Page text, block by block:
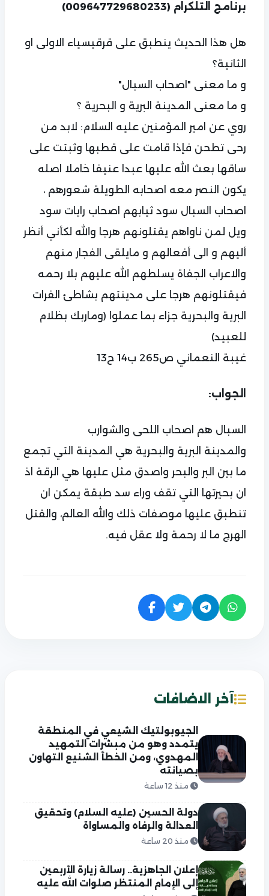
برنامج التلكرام (009647729680233)
هل هذا الحدیث ینطبق علی قرقيسياء الاولی او
الثانیة؟
و ما معنی "اصحاب السبال"
و ما معنی المدينة البریة و البحریة ؟
روي عن امير المؤمنين عليه السلام: لابد من
رحى تطحن فإذا قامت على قطبها وثبتت على
ساقها بعث الله عليها عبدا عنيفا خاملا اصله
يكون النصر معه اصحابه الطويلة شعورهم ،
اصحاب السبال سود ثيابهم اصحاب رايات سود
ويل لمن ناواهم يقتلونهم هرجا والله لكأني أنظر
أليهم و الى أفعالهم و مايلقى الفجار منهم
والاعراب الجفاة يسلطهم الله عليهم بلا رحمه
فيقتلونهم هرجا على مدينتهم بشاطئ الفرات
البرية والبحرية جزاء بما عملوا (وماربك بظلام
للعبيد)
غيبة النعماني ص265 ب14 ح13
الجواب:
السبال هم اصحاب اللحى والشوارب
والمدينة البرية والبحرية هي المدينة التي تجمع
ما بين البر والبحر واصدق مثل عليها هي الرقة اذ
ان بحيرتها التي تقف وراء سد طبقة يمكن ان
تنطبق عليها موصفات ذلك والله العالم، والقتل
الهرج ما لا رحمة ولا عقل فيه.
آخر الاضافات
الجيوبولتيك الشيعي في المنطقة
يتمدد وهو من مبشرات التمهيد
المهدوي، ومن الخطأ الشنيع التهاون
بصيانته
منذ 12 ساعة
دولة الحسين (عليه السلام) وتحقيق
العدالة والرفاه والمساواة
منذ 20 ساعة
إعلان الجاهزية.. رسالة زيارة الأربعين
إلى الإمام المنتظر صلوات الله عليه